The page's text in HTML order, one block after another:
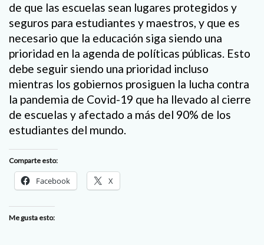
de que las escuelas sean lugares protegidos y
seguros para estudiantes y maestros, y que es
necesario que la educación siga siendo una
prioridad en la agenda de políticas públicas. Esto
debe seguir siendo una prioridad incluso
mientras los gobiernos prosiguen la lucha contra
la pandemia de Covid-19 que ha llevado al cierre
de escuelas y afectado a más del 90% de los
estudiantes del mundo.
Comparte esto:
Facebook X
Me gusta esto: